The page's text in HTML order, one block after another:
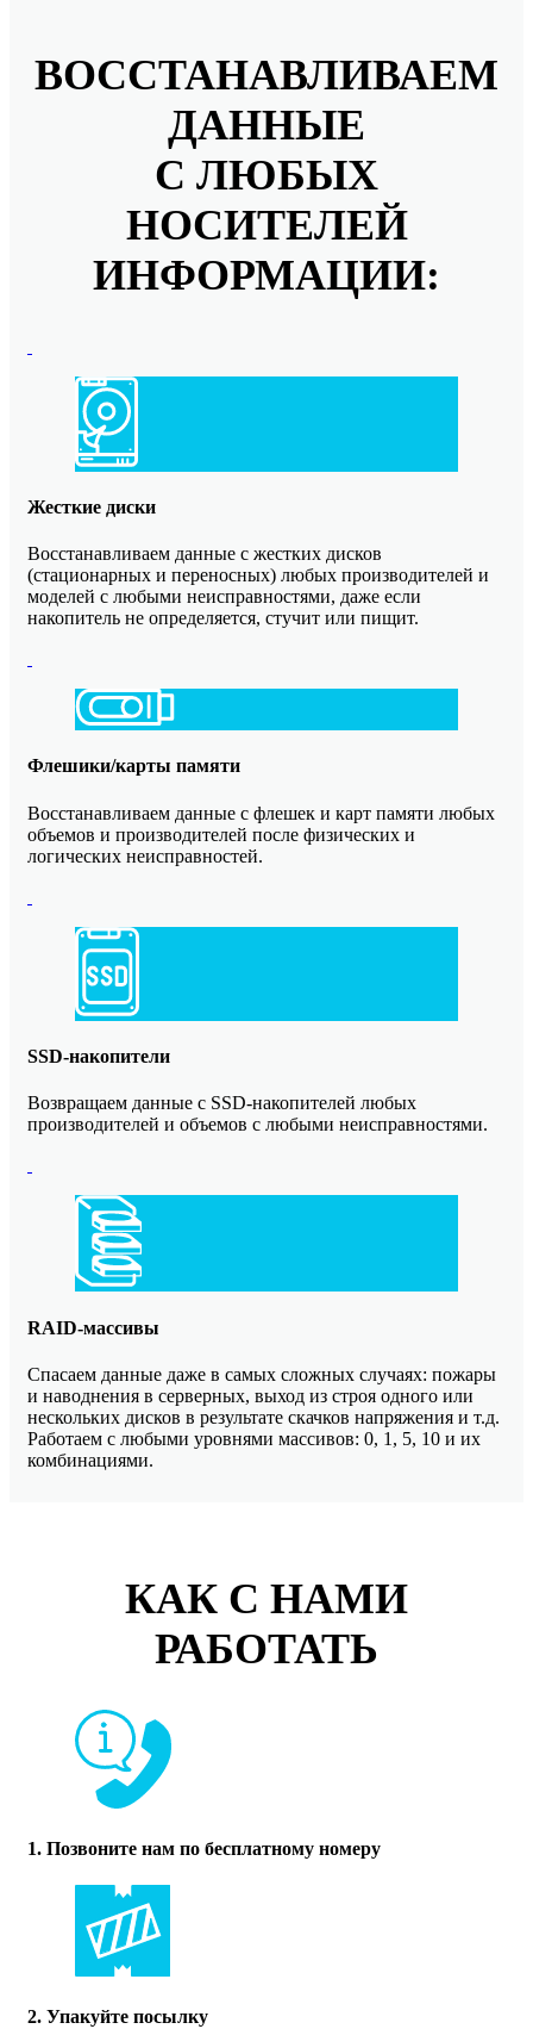
ВОССТАНАВЛИВАЕМ
ДАННЫЕ
С ЛЮБЫХ
НОСИТЕЛЕЙ
ИНФОРМАЦИИ:
Жесткие диски
Восстанавливаем данные с жестких дисков
(стационарных и переносных) любых производителей и
моделей с любыми неисправностями, даже если
накопитель не определяется, стучит или пищит.
Флешики/карты памяти
Восстанавливаем данные с флешек и карт памяти любых
объемов и производителей после физических и
логических неисправностей.
SSD-накопители
Возвращаем данные с SSD-накопителей любых
производителей и объемов с любыми неисправностями.
RAID-массивы
Спасаем данные даже в самых сложных случаях: пожары
и наводнения в серверных, выход из строя одного или
нескольких дисков в результате скачков напряжения и т.д.
Работаем с любыми уровнями массивов: 0, 1, 5, 10 и их
комбинациями.
КАК С НАМИ
РАБОТАТЬ
1. Позвоните нам по бесплатному номеру
2. Упакуйте посылку